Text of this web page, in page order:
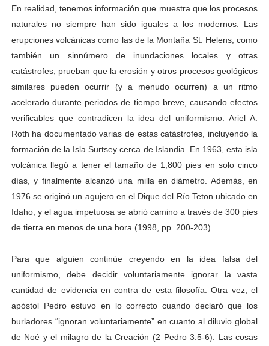
En realidad, tenemos información que muestra que los procesos
naturales no siempre han sido iguales a los modernos. Las
erupciones volcánicas como las de la Montaña St. Helens, como
también un sinnúmero de inundaciones locales y otras
catástrofes, prueban que la erosión y otros procesos geológicos
similares pueden ocurrir (y a menudo ocurren) a un ritmo
acelerado durante periodos de tiempo breve, causando efectos
verificables que contradicen la idea del uniformismo. Ariel A.
Roth ha documentado varias de estas catástrofes, incluyendo la
formación de la Isla Surtsey cerca de Islandia. En 1963, esta isla
volcánica llegó a tener el tamaño de 1,800 pies en solo cinco
días, y finalmente alcanzó una milla en diámetro. Además, en
1976 se originó un agujero en el Dique del Río Teton ubicado en
Idaho, y el agua impetuosa se abrió camino a través de 300 pies
de tierra en menos de una hora (1998, pp. 200-203).
Para que alguien continúe creyendo en la idea falsa del
uniformismo, debe decidir voluntariamente ignorar la vasta
cantidad de evidencia en contra de esta filosofía. Otra vez, el
apóstol Pedro estuvo en lo correcto cuando declaró que los
burladores “ignoran voluntariamente” en cuanto al diluvio global
de Noé y el milagro de la Creación (2 Pedro 3:5-6). Las cosas